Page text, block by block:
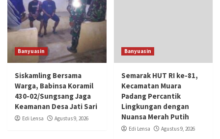
Banyuasin
Siskamling Bersama
Warga, Babinsa Koramil
430-02/Sungsang Jaga
Keamanan Desa Jati Sari
Edi Lensa Agustus 9, 2026
Banyuasin
Semarak HUT RI ke-81,
Kecamatan Muara
Padang Percantik
Lingkungan dengan
Nuansa Merah Putih
Edi Lensa Agustus 9, 2026